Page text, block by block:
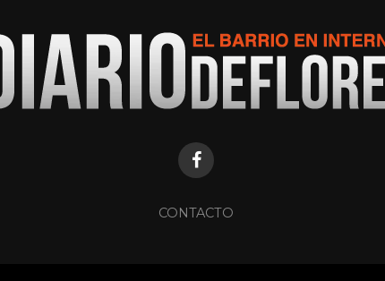
CONTACTO